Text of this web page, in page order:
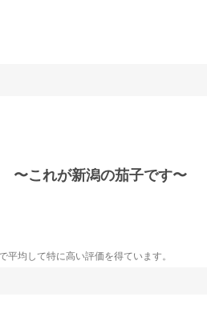
〜これが新潟の茄子です〜
均して特に高い評価を得ています。